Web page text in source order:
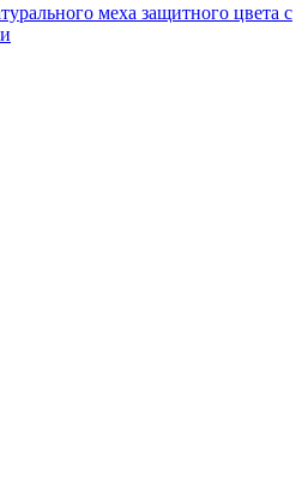
меха защитного цвета с